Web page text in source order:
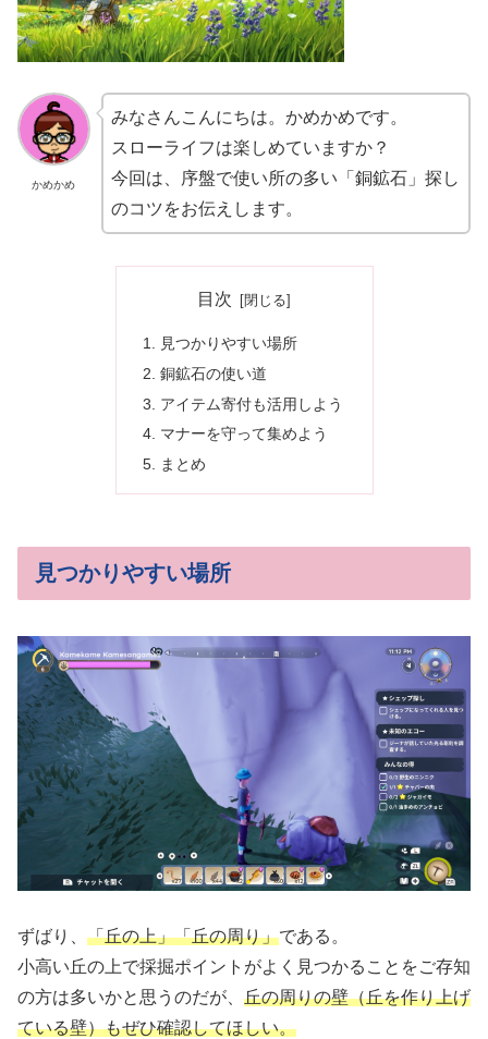
かめかめ
みなさんこんにちは。かめかめです。
スローライフは楽しめていますか？
今回は、序盤で使い所の多い「銅鉱石」探し
のコツをお伝えします。
目次
見つかりやすい場所
銅鉱石の使い道
アイテム寄付も活用しよう
マナーを守って集めよう
まとめ
見つかりやすい場所
ずばり、 「丘の上」「丘の周り」である。
小高い丘の上で採掘ポイントがよく見つかることをご存知
の方は多いかと思うのだが、 丘の周りの壁（丘を作り上げ
ている壁）もぜひ確認してほしい。